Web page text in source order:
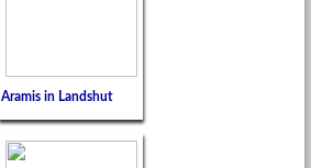
Aramis in Landshut